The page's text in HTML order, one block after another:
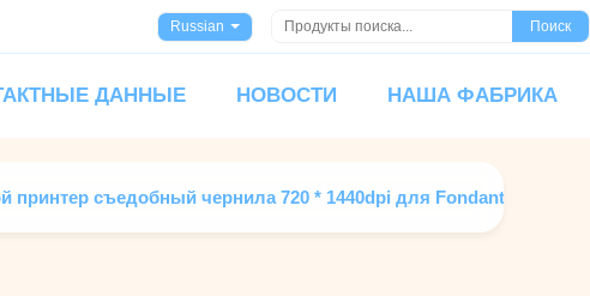
Russian Поиск
ДАННЫЕ НОВОСТИ НАША ФАБРИКА
принтер съедобный чернила 720 * 1440dpi для Fondant